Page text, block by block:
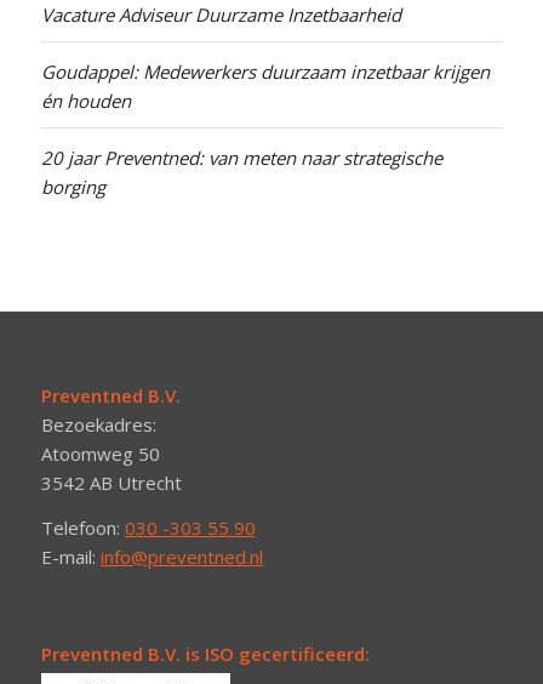
Vacature Adviseur Duurzame Inzetbaarheid
Goudappel: Medewerkers duurzaam inzetbaar krijgen
én houden
20 jaar Preventned: van meten naar strategische
borging
Preventned B.V.
Bezoekadres:
Atoomweg 50
3542 AB Utrecht
Telefoon: 030 -303 55 90
E-mail: info@preventned.nl
Preventned B.V. is ISO gecertificeerd: